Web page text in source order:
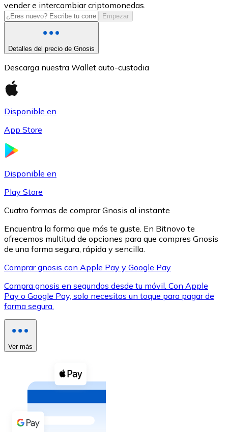
XRP
XRP
Efectivo
Comprar con efectivo
Transferencia SEPA
Añade fondos a tu cuenta Bitnovo o realiza compras
vender e intercambiar criptomonedas.
Empezar
Detalles del precio de Gnosis
Descarga nuestra Wallet auto-custodia
Disponible en
App Store
Disponible en
Play Store
Cuatro formas de comprar Gnosis al instante
Encuentra la forma que más te guste. En Bitnovo te
ofrecemos multitud de opciones para que compres Gnosis
de una forma segura, rápida y sencilla.
Comprar gnosis con Apple Pay y Google Pay
Compra gnosis en segundos desde tu móvil. Con Apple
Pay o Google Pay, solo necesitas un toque para pagar de
forma segura.
Ver más